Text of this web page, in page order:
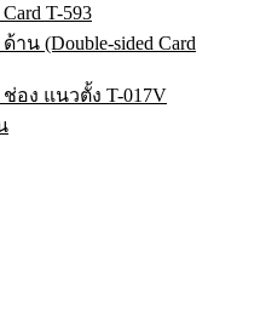
T-593
น (Double-sided Card
อง แนวตั้ง T-017V